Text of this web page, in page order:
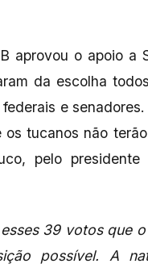
aprovou o apoio a
da escolha
e
os tucanos não
pelo
39 votos que
possível. A